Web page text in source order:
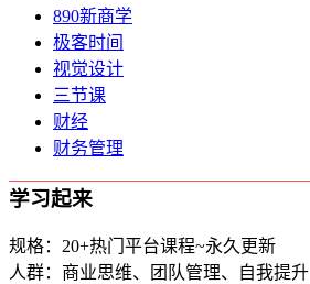
890新商学
极客时间
视觉设计
三节课
财经
财务管理
学习起来
规格：20+热门平台课程~永久更新
人群：商业思维、团队管理、自我提升